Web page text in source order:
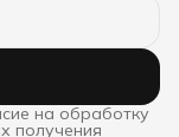
на обработку
получения